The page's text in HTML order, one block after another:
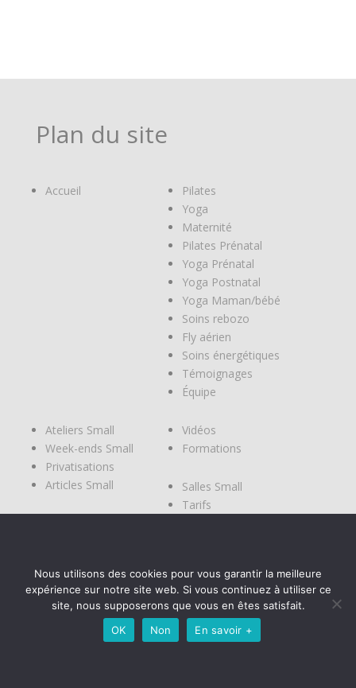
Plan du site
Accueil
Pilates
Yoga
Maternité
Pilates Prénatal
Yoga Prénatal
Yoga Postnatal
Yoga Maman/bébé
Soins rebozo
Fly aérien
Soins énergétiques
Témoignages
Équipe
Ateliers Small
Week-ends Small
Privatisations
Articles Small
Vidéos
Formations
Salles Small
Tarifs
Contact
Réservation
Nous utilisons des cookies pour vous garantir la meilleure
expérience sur notre site web. Si vous continuez à utiliser ce
site, nous supposerons que vous en êtes satisfait.
OK
Non En savoir +